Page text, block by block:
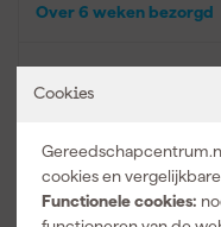
Cookies
cookies en
Functionele cookies:
stofzuigerset
Over 6 weken bezorgd
1.898,89
Vergelijk